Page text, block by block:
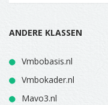
ANDERE KLASSEN
Vmbobasis.nl
Vmbokader.nl
Mavo3.nl